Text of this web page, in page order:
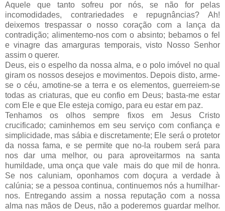
Aquele que tanto sofreu por nós, se não for pelas
incomodidades, contrariedades e repugnâncias? Ah!
deixemos trespassar o nosso coração com a lança da
contradição; alimentemo-nos com o absinto; bebamos o fel
e vinagre das amarguras temporais, visto Nosso Senhor
assim o querer.
Deus, eis o espelho da nossa alma, e o polo imóvel no qual
giram os nossos desejos e movimentos. Depois disto, arme-
se o céu, amotine-se a terra e os elementos, guerreiem-se
todas as criaturas, que eu confio em Deus; basta-me estar
com Ele e que Ele esteja comigo, para eu estar em paz.
Tenhamos os olhos sempre fixos em Jesus Cristo
crucificado; caminhemos em seu serviço com confiança e
simplicidade, mas sábia e discretamente; Ele será o protetor
da nossa fama, e se permite que no-la roubem será para
nos dar uma melhor, ou para aproveitarmos na santa
humildade, uma onça que vale mais do que mil de honra.
Se nos caluniam, oponhamos com doçura a verdade à
calúnia; se a pessoa continua, continuemos nós a humilhar-
nos. Entregando assim a nossa reputação com a nossa
alma nas mãos de Deus, não a poderemos guardar melhor.